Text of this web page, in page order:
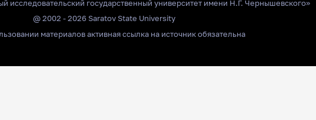
исследовательский государственный университет имени Н.Г. Чернышевского»
@ 2002 - 2026 Saratov State University
материалов активная ссылка на источник обязательна